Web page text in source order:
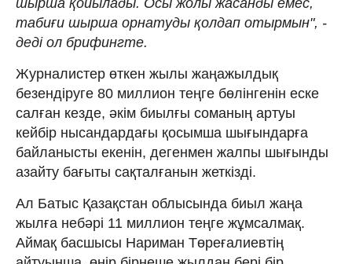
табиғи шырша орнатуды қолдап отырмын", -
деді ол брифингте.
Журналистер өткен жылы жаңажылдық
безендіруге 80 миллион теңге бөлінгенін еске
салған кезде, әкім биылғы соманың артуы
кейбір нысандардағы қосымша шығындарға
байланысты екенін, дегенмен жалпы шығынды
азайту бағыты сақталғанын жеткізді.
Ал Батыс Қазақстан облысында биыл жаңа
жылға небәрі 11 миллион теңге жұмсалмақ.
Аймақ басшысы Нариман Төреғалиевтің